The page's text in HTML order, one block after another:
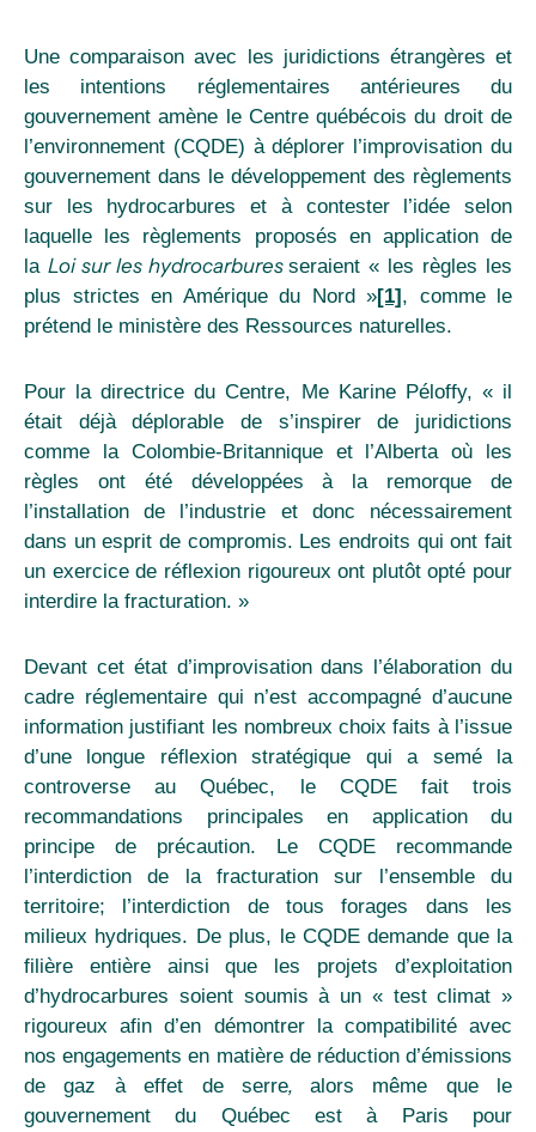
Une comparaison avec les juridictions étrangères et
les intentions réglementaires antérieures du
gouvernement amène le Centre québécois du droit de
l’environnement (CQDE) à déplorer l’improvisation du
gouvernement dans le développement des règlements
sur les hydrocarbures et à contester l’idée selon
laquelle les règlements proposés en application de
la Loi sur les hydrocarburesseraient « les règles les
plus strictes en Amérique du Nord »[1], comme le
prétend le ministère des Ressources naturelles.
Pour la directrice du Centre, Me Karine Péloffy, « il
était déjà déplorable de s’inspirer de juridictions
comme la Colombie-Britannique et l’Alberta où les
règles ont été développées à la remorque de
l’installation de l’industrie et donc nécessairement
dans un esprit de compromis. Les endroits qui ont fait
un exercice de réflexion rigoureux ont plutôt opté pour
interdire la fracturation. »
Devant cet état d’improvisation dans l’élaboration du
cadre réglementaire qui n’est accompagné d’aucune
information justifiant les nombreux choix faits à l’issue
d’une longue réflexion stratégique qui a semé la
controverse au Québec, le CQDE fait trois
recommandations principales en application du
principe de précaution. Le CQDE recommande
l’interdiction de la fracturation sur l’ensemble du
territoire; l’interdiction de tous forages dans les
milieux hydriques. De plus, le CQDE demande que la
filière entière ainsi que les projets d’exploitation
d’hydrocarbures soient soumis à un « test climat »
rigoureux afin d’en démontrer la compatibilité avec
nos engagements en matière de réduction d’émissions
de gaz à effet de serre, alors même que le
gouvernement du Québec est à Paris pour